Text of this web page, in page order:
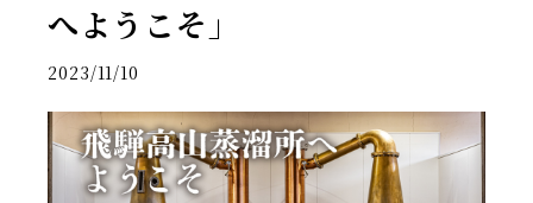
へようこそ」
2023/11/10